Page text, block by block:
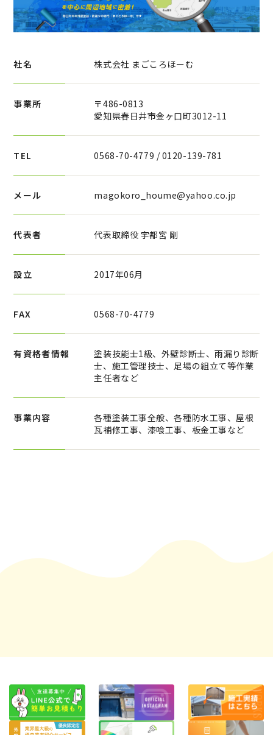
社名 株式会社 まごころほーむ
事業所
〒486-0813
愛知県春日井市金ヶ口町3012-11
TEL 0568-70-4779 / 0120-139-781
メール magokoro_houme@yahoo.co.jp
代表者 代表取締役 宇都宮 剛
設立 2017年06月
FAX 0568-70-4779
有資格者情報
塗装技能士1級、外壁診断士、雨漏り診断
士、施工管理技士、足場の組立て等作業
主任者など
事業内容
各種塗装工事全般、各種防水工事、屋根
瓦補修工事、漆喰工事、板金工事など